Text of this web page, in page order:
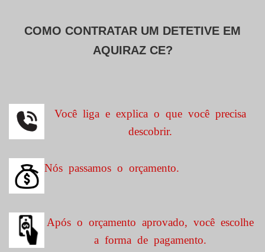
COMO CONTRATAR UM DETETIVE EM
AQUIRAZ CE?
Você liga e explica o que você precisa
descobrir.
Nós passamos o orçamento.
Após o orçamento aprovado, você escolhe
a forma de pagamento.